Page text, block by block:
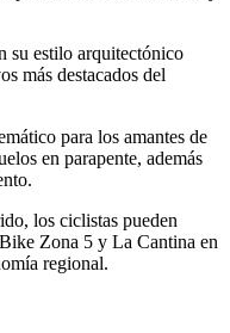
su estilo arquitectónico
más destacados del
para los amantes de
en parapente, además
los ciclistas pueden
Zona 5 y La Cantina en
regional.